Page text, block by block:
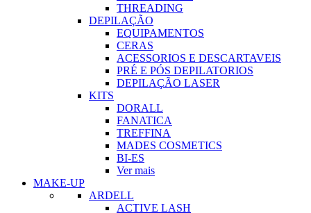
THREADING
DEPILAÇÃO
EQUIPAMENTOS
CERAS
ACESSORIOS E DESCARTAVEIS
PRÉ E PÓS DEPILATORIOS
DEPILAÇÃO LASER
KITS
DORALL
FANATICA
TREFFINA
MADES COSMETICS
BI-ES
Ver mais
MAKE-UP
ARDELL
ACTIVE LASH